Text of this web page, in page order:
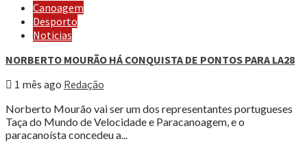
Canoagem
Desporto
Noticias
NORBERTO MOURÃO HÁ CONQUISTA DE PONTOS PARA LA28
1 mês ago Redação
Norberto Mourão vai ser um dos representantes portugueses
Taça do Mundo de Velocidade e Paracanoagem, e o
paracanoísta concedeu a...